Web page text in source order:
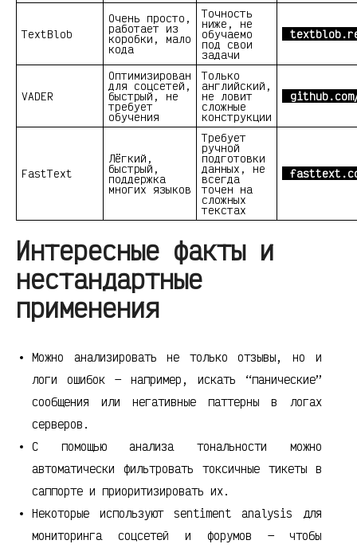
TextBlob
Очень просто,
работает из
коробки, мало
кода
Точность
ниже, не
обучаемо
под свои
задачи
VADER
Оптимизирован
для соцсетей,
быстрый, не
требует
обучения
Только
английский,
не ловит
сложные
конструкции
FastText
Лёгкий,
быстрый,
поддержка
многих языков
Требует
ручной
подготовки
данных, не
всегда
точен на
сложных
текстах
Интересные факты и
нестандартные
применения
Можно анализировать не только отзывы, но и
логи ошибок — например, искать “панические”
сообщения или негативные паттерны в логах
серверов.
С помощью анализа тональности можно
автоматически фильтровать токсичные тикеты в
саппорте и приоритизировать их.
Некоторые используют sentiment analysis для
мониторинга соцсетей и форумов — чтобы